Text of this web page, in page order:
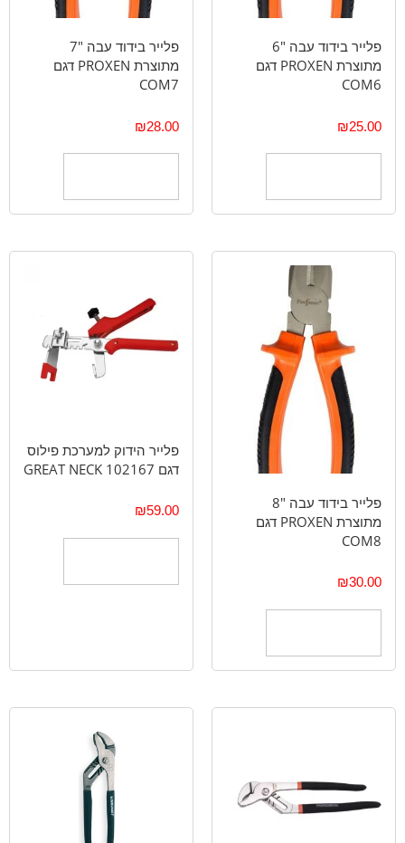
פלייר בידוד עבה "6
מתוצרת PROXEN דגם
COM6
₪25.00
פלייר בידוד עבה "7
מתוצרת PROXEN דגם
COM7
₪28.00
פלייר בידוד עבה "8
מתוצרת PROXEN דגם
COM8
₪30.00
פלייר הידוק למערכת פילוס
דגם 102167 GREAT NECK
₪59.00